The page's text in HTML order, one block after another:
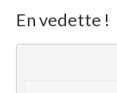
En vedette !